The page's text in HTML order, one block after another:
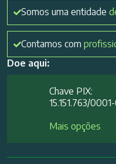
Somos uma entidade
Contamos com
Doe aqui:
Chave PIX:
15.151.763/
Mais opções